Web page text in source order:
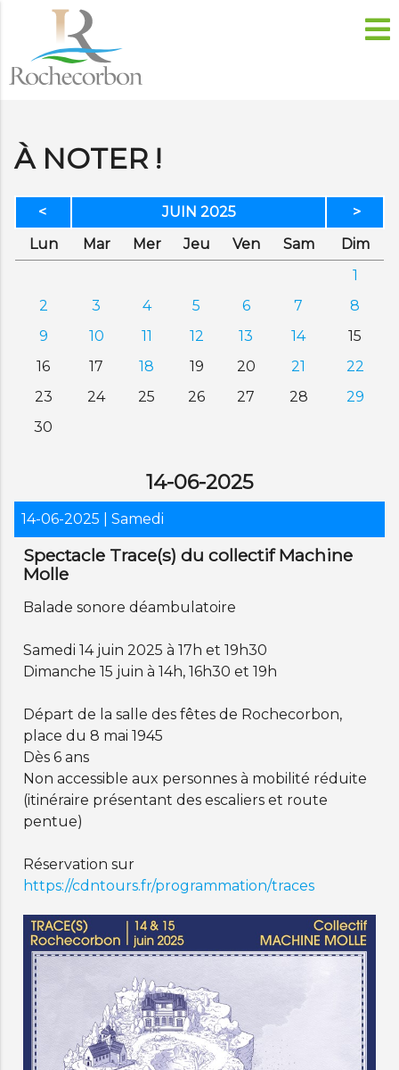
À NOTER !
< JUIN 2025
>
Lundi Mardi MercrediJeudi VendrediSamedi Dim
1
2
3 4 5 6 7
8
9
10 11 12 13 14
15
16
17 18 19 20 21
22
23
24 25 26 27 28
29
30
14-06-2025
14-06-2025 | Samedi
Spectacle Trace(s) du collectif Machine
Molle
Balade sonore déambulatoire
Samedi 14 juin 2025 à 17h et 19h30
Dimanche 15 juin à 14h, 16h30 et 19h
Départ de la salle des fêtes de Rochecorbon,
place du 8 mai 1945
Dès 6 ans
Non accessible aux personnes à mobilité réduite
(itinéraire présentant des escaliers et route
pentue)
Réservation sur
https://cdntours.fr/programmation/traces